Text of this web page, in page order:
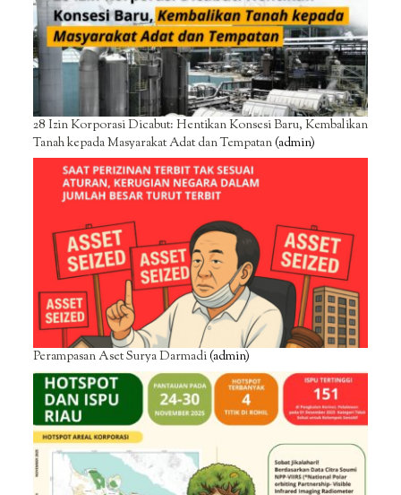
28 Izin Korporasi Dicabut: Hentikan Konsesi Baru, Kembalikan
Tanah kepada Masyarakat Adat dan Tempatan(admin)
Perampasan Aset Surya Darmadi(admin)